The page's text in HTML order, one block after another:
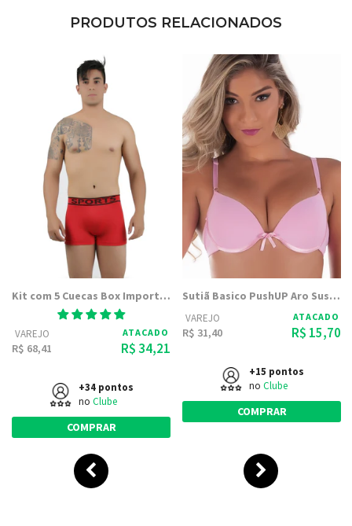
PRODUTOS RELACIONADOS
Kit com 5 Cuecas Box Importadas SPORTS | Boxer Confortavel
VAREJO
R$ 68,41
ATACADO
R$ 34,21
+34 pontos
no Clube
COMPRAR
Sutiã Basico PushUP Aro Sustentação e Meia Taça | s1005
VAREJO
R$ 31,40
ATACADO
R$ 15,70
+15 pontos
no Clube
COMPRAR